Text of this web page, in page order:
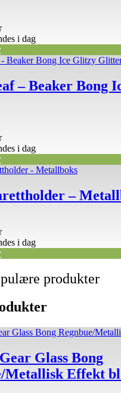
i dag
– Beaker Bong
i dag
–
i dag
produkter
Glass Bong
Metallisk Effekt